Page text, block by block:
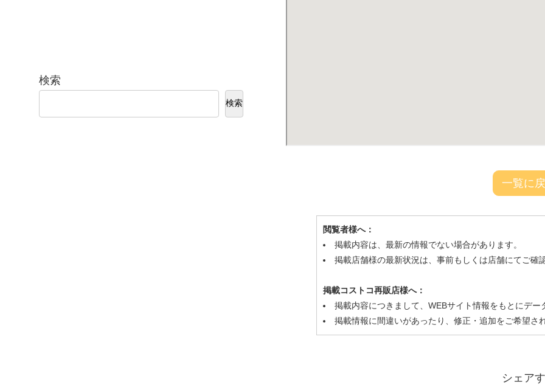
一覧に
閲覧者様へ：
掲載内容は、最新の情報でない場合があります。
掲載店舗様の最新状況は、事前もしくは店舗にてご確
掲載コストコ再販店様へ：
掲載内容につきまして、WEBサイト情報をもとにデー
掲載情報に間違いがあったり、修正・追加をご希望さ
シェア
検索
検索